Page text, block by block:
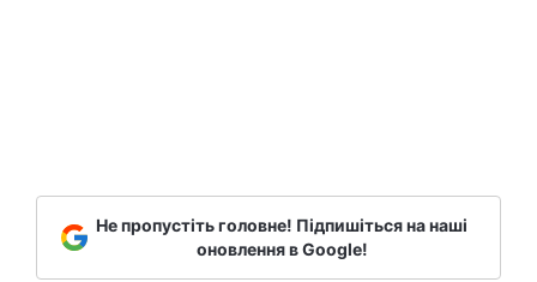
Не пропустіть головне! Підпишіться на наші
оновлення в Google!